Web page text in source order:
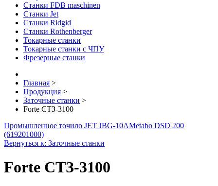
Станки FDB maschinen
Станки Jet
Станки Ridgid
Станки Rothenberger
Токарные станки
Токарные станки с ЧПУ
Фрезерные станки
Главная >
Продукция >
Заточные станки >
Forte СТЗ-3100
Промышленное точило JET JBG-10AMetabo DSD 200
(619201000)
Вернуться к: Заточные станки
Forte СТЗ-3100